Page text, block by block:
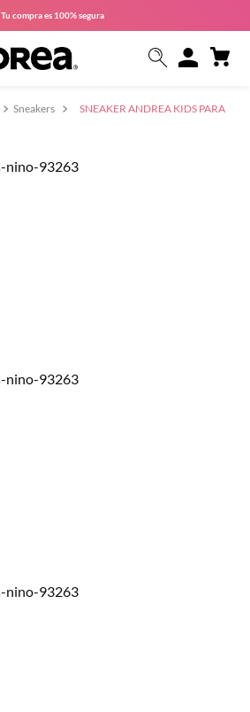
Tu compra es 100% segura
Sneakers
SNEAKER ANDREA KIDS PARA